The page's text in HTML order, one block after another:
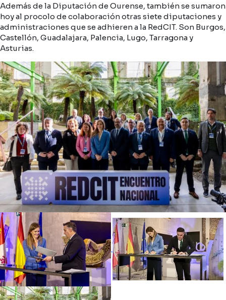
Además de la Diputación de Ourense, también se sumaron
hoy al procolo de colaboración otras siete diputaciones y
administraciones que se adhieren a la RedCIT. Son Burgos,
Castellón, Guadalajara, Palencia, Lugo, Tarragona y
Asturias.